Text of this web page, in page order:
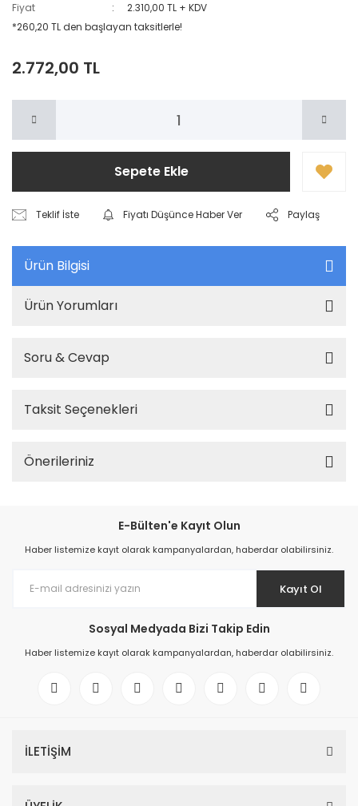
Fiyat
2.310,00 TL + KDV
*260,20 TL den başlayan taksitlerle!
2.772,00 TL
Sepete Ekle
Teklif İste Fiyatı Düşünce Haber Ver Paylaş
Ürün Bilgisi
Ürün Yorumları
Soru & Cevap
Taksit Seçenekleri
Önerileriniz
E-Bülten'e Kayıt Olun
Haber listemize kayıt olarak kampanyalardan, haberdar olabilirsiniz.
Kayıt Ol
Sosyal Medyada Bizi Takip Edin
Haber listemize kayıt olarak kampanyalardan, haberdar olabilirsiniz.
İLETİŞİM